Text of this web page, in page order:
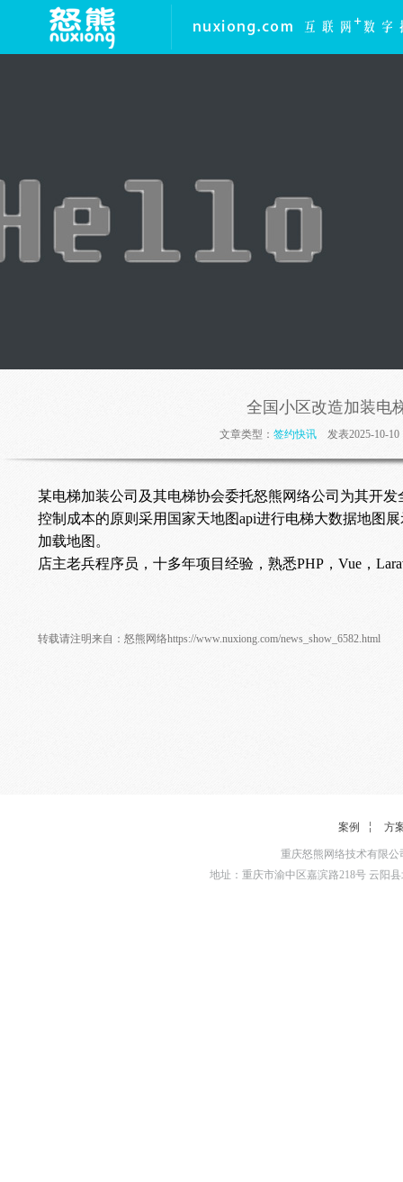
全国小区改造加装电
文章类型： 签约快讯 发表2025-10-
某电梯加装公司及其电梯协会委托怒熊网络公司为其开
控制成本的原则采用国家天地图api进行电梯大数据地图
加载地图。
店主老兵程序员，十多年项目经验，熟悉PHP，Vue，
转载请注明来自： 怒熊网络https://www.nuxiong.com/news_show_6582.html
案例 方
重庆怒熊网络技术有限
地址：重庆市渝中区嘉滨路218号 云阳